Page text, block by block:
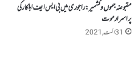
مقبوضہ جموں وکشمیر : راجوری میں بی ایس ایف اہلکار کی
پراسرار موت
31 اگست, 2021